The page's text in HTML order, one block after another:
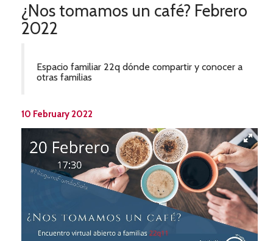
¿Nos tomamos un café? Febrero
2022
Espacio familiar 22q dónde compartir y conocer a
otras familias
10 February 2022